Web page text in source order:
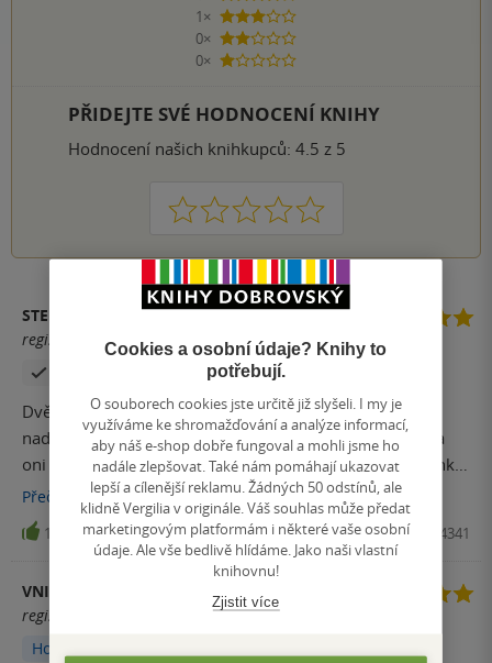
1×
3 hvězdičky
0×
2 hvězdičky
0×
1 hvezdička
PŘIDEJTE SVÉ HODNOCENÍ KNIHY
Hodnocení našich knihkupců: 4.5 z 5
1 2 3 4 5
STEFANI
registrovaný uživatel
Hodnoceno z aplikace
Dvě malé děti, Kryštof a Ida mají jen maminku, kterou
nadevšechno milují. Jednoho dne ale maminka odejde a
oni zůstanou doma samy a mají se tvářit, že tam maminka
stále je. Kryštof se ze všech sil snaží o sebe i Idu postarat,
shání jídlo, peníze a řeší věci, které by děti vůbec řešit
neměly a ikdyž se mu strašně stýská, snaží se být statečný
a utěšuje Idu. Čas plyne a i přes všechnu Kryštofovu snahu
si dospělí začnou všímat, že u nich asi není něco v
pořádku. V momentě, kdy Ida onemocní a musí do
nemocnice všechno praskne. Příběh je velmi bolestivý,
Přečíst více
12 Kniha, Kontrast, 2026, 9788027764341
VNICOVA
registrovaný uživatel
Hodnoceno z aplikace
Cookies a osobní údaje? Knihy to
potřebují.
O souborech cookies jste určitě již slyšeli. I my je
využíváme ke shromažďování a analýze informací,
aby náš e-shop dobře fungoval a mohli jsme ho
nadále zlepšovat. Také nám pomáhají ukazovat
lepší a cílenější reklamu. Žádných 50 odstínů, ale
klidně Vergilia v originále. Váš souhlas může předat
marketingovým platformám i některé vaše osobní
údaje. Ale vše bedlivě hlídáme. Jako naši vlastní
knihovnu!
Zjistit více